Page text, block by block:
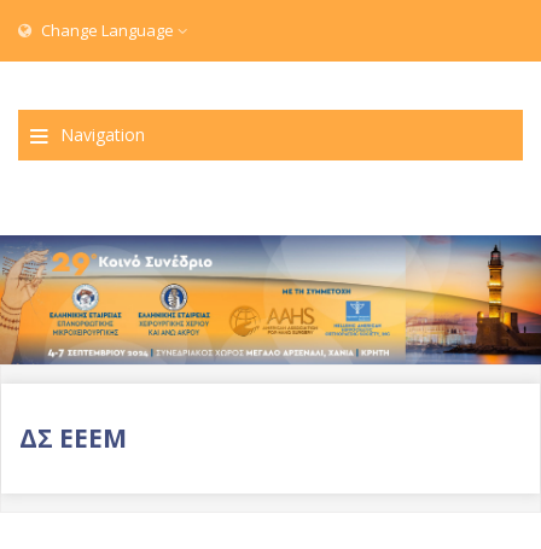
Change Language
Navigation
ΔΣ ΕΕΕΜ